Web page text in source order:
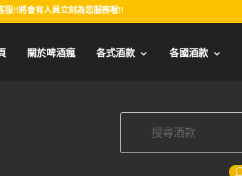
服!!將會有人員立刻為您服務喔!!
關於啤酒瘋 各式酒款 各國酒款